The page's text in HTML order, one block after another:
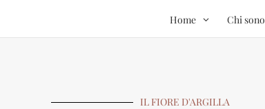
Home Chi sono
IL FIORE D'ARGILLA